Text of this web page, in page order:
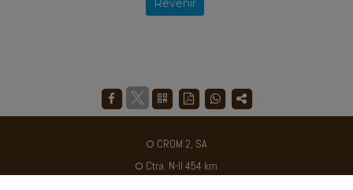
Revenir
CROM 2, SA
Ctra. N-II 454 km